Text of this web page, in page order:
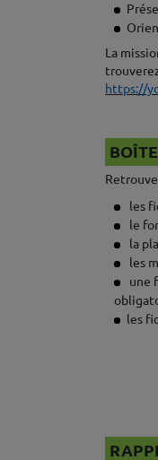
La
https://
les
le
la
les
une
les